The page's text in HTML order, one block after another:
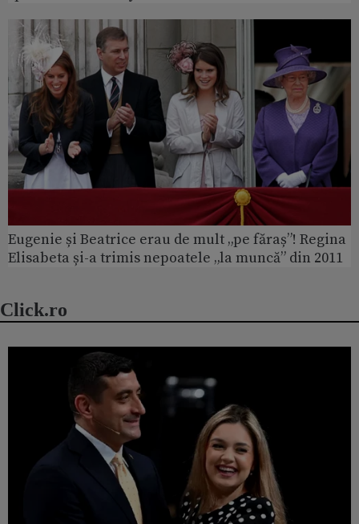
Eugenie și Beatrice erau de mult „pe făraș”! Regina
Elisabeta și-a trimis nepoatele „la muncă” din 2011
Click.ro